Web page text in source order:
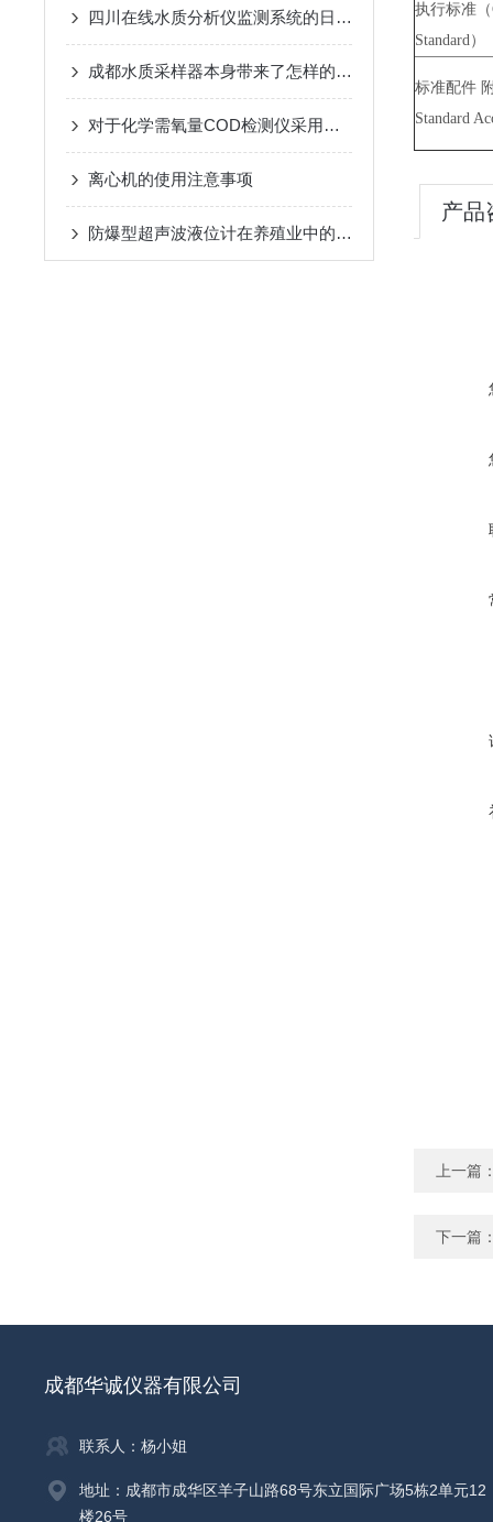
四川在线水质分析仪监测系统的日常维护工作
成都水质采样器本身带来了怎样的特点呢？
对于化学需氧量COD检测仪采用的特点详细分析报告
离心机的使用注意事项
防爆型超声波液位计在养殖业中的应用
执行标准（
Standard）
标准配件
Standard
产品
上一篇
下一篇
成都华诚仪器有限公司
联系人：杨小姐
地址：成都市成华区羊子山路68号东立国际广场5栋2单元12
楼26号